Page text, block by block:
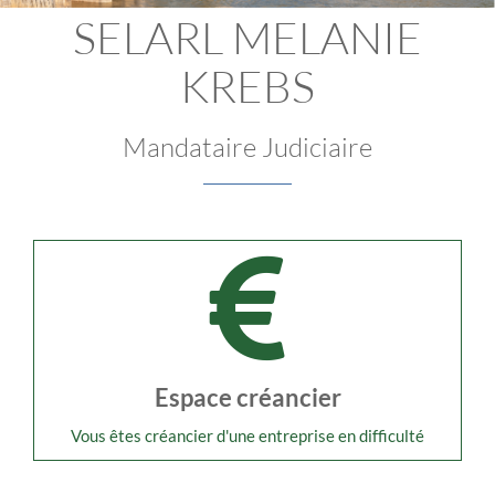
SELARL MELANIE
KREBS
Mandataire Judiciaire
Espace créancier
Vous êtes créancier d'une entreprise en difficulté